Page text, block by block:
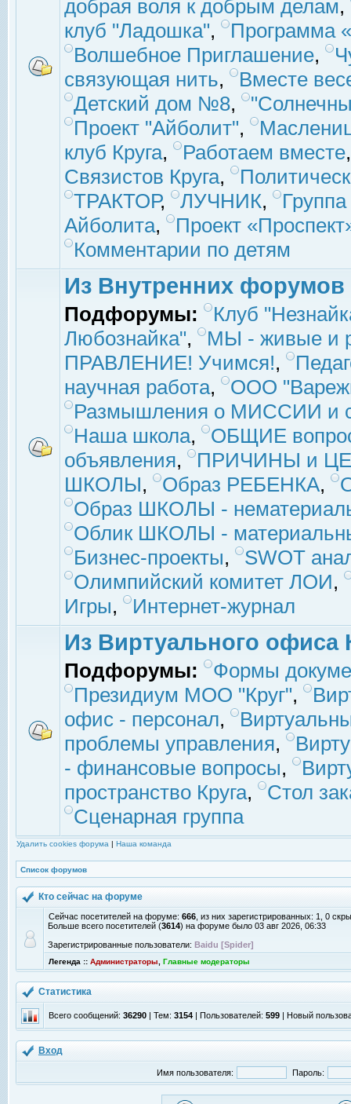
добрая воля к добрым делам,
клуб "Ладошка",
Программа
Волшебное Приглашение,
связующая нить,
Вместе
Детский дом №8,
Проект "Айболит",
клуб Круга, Работаем вместе
Связистов Круга,
ТРАКТОР, ЛУЧНИК,
Айболита,
Проект
Комментарии по детям
Из Внутренних форумов
Подфорумы:
Клуб
Любознайка",
МЫ - живые и
ПРАВЛЕНИЕ! Учимся!,
научная работа,
ООО
Размышления о МИССИИ и
Наша школа,
ОБЩИЕ
объявления,
ПРИЧИНЫ и
ШКОЛЫ, Образ РЕБЕНКА,
Образ ШКОЛЫ -
Облик ШКОЛЫ -
Бизнес-проекты,
SWOT
Олимпийский комитет ЛОИ,
Игры, Интернет-журнал
Из Виртуального офиса
Подфорумы:
Формы
Президиум МОО "Круг",
офис - персонал,
проблемы управления,
- финансовые вопросы,
пространство Круга,
Стол
Сценарная группа
Удалить cookies форума | Наша команда
Список форумов
Кто сейчас на форуме
Сейчас посетителей на форуме: 666 , из них зарегистрированных: 1, 0
Больше всего посетителей (3614) на форуме было 03 авг 2026, 06:33
Зарегистрированные пользователи: Baidu [Spider]
Легенда :: Администраторы Главные модераторы
Статистика
Всего сообщений: 36290 | Тем: 3154 | Пользователей: 599 | Новый
Вход
Имя пользователя: Пароль: